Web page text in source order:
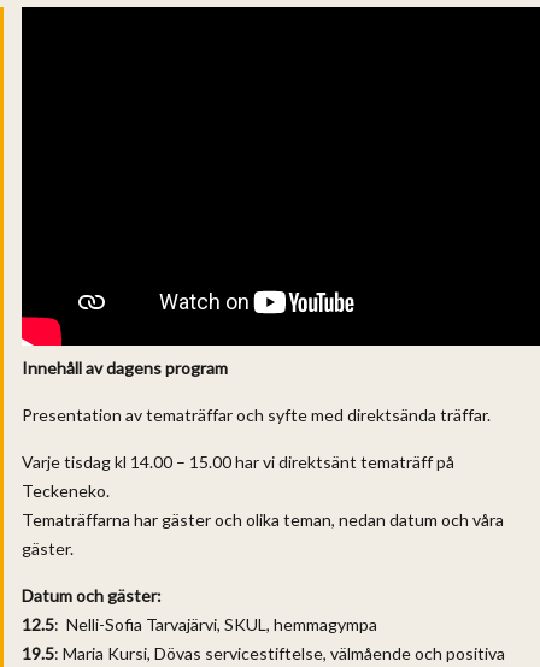
Innehåll av dagens program
Presentation av tematräffar och syfte med direktsända träffar.
Varje tisdag kl 14.00 – 15.00 har vi direktsänt tematräff på
Teckeneko.
Tematräffarna har gäster och olika teman, nedan datum och våra
gäster.
Datum och gäster:
12.5: Nelli-Sofia Tarvajärvi, SKUL, hemmagympa
19.5: Maria Kursi, Dövas servicestiftelse, välmående och positiva